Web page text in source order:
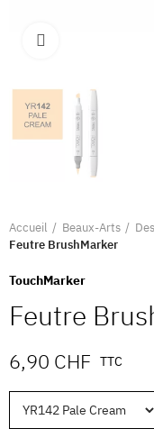
Accueil Beaux-Arts
Feutre BrushMarker
TouchMarker
Feutre
6,90 CHF TTC